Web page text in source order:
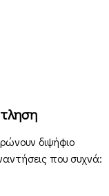
διψήφιο
που συχνά: